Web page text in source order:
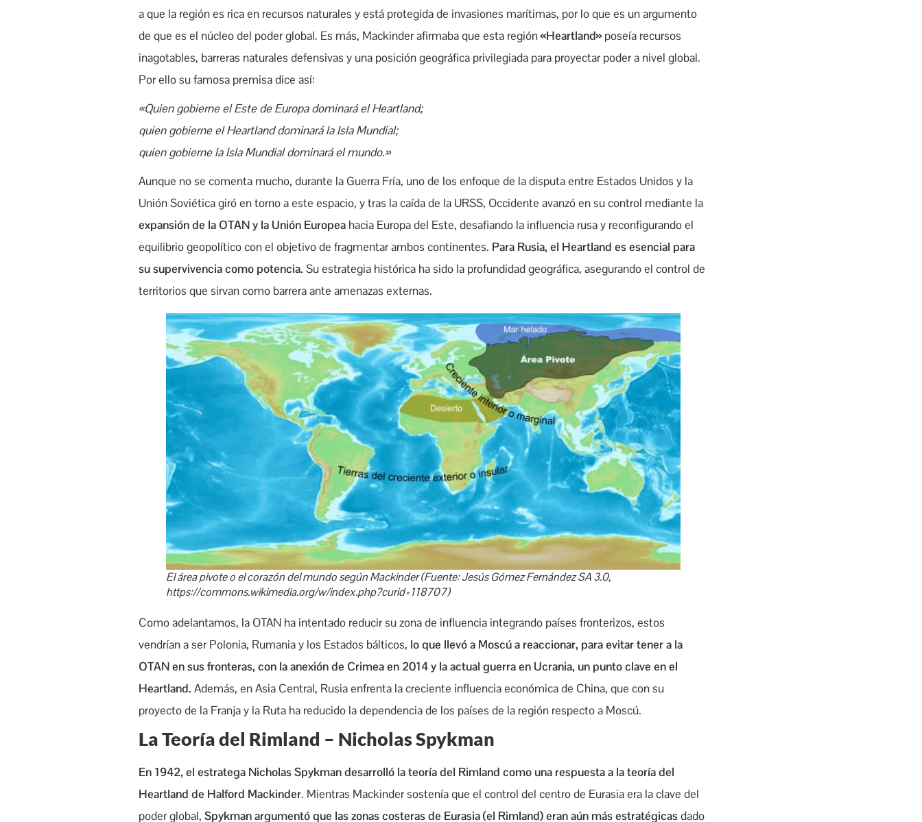
a que la región es rica en recursos naturales y está protegida de invasiones marítimas, por lo que es un argumento
de que es el núcleo del poder global. Es más, Mackinder afirmaba que esta región«Heartland» poseía recursos
inagotables, barreras naturales defensivas y una posición geográfica privilegiada para proyectar poder a nivel global.
Por ello su famosa premisa dice así:
«Quien gobierne el Este de Europa dominará el Heartland;
quien gobierne el Heartland dominará la Isla Mundial;
quien gobierne la Isla Mundial dominará el mundo.»
Aunque no se comenta mucho, durante la Guerra Fría, uno de los enfoque de la disputa entre Estados Unidos y la
Unión Soviética giró en torno a este espacio, y tras la caída de la URSS, Occidente avanzó en su control mediante la
expansión de la OTAN y la Unión Europea hacia Europa del Este, desafiando la influencia rusa y reconfigurando el
equilibrio geopolítico con el objetivo de fragmentar ambos continentes. Para Rusia, el Heartland es esencial para
su supervivencia como potencia. Su estrategia histórica ha sido la profundidad geográfica, asegurando el control de
territorios que sirvan como barrera ante amenazas externas.
El área pivote o el corazón del mundo según Mackinder (Fuente: Jesús Gómez Fernández SA 3.0,
https://commons.wikimedia.org/w/index.php?curid=118707)
Como adelantamos, la OTAN ha intentado reducir su zona de influencia integrando países fronterizos, estos
vendrían a ser Polonia, Rumania y los Estados bálticos, lo que llevó a Moscú a reaccionar, para evitar tener a la
OTAN en sus fronteras, con la anexión de Crimea en 2014 y la actual guerra en Ucrania, un punto clave en el
Heartland. Además, en Asia Central, Rusia enfrenta la creciente influencia económica de China, que con su
proyecto de la Franja y la Ruta ha reducido la dependencia de los países de la región respecto a Moscú.
La Teoría del Rimland – Nicholas Spykman
En 1942, el estratega Nicholas Spykman desarrolló la teoría del Rimland como una respuesta a la teoría del
Heartland de Halford Mackinder. Mientras Mackinder sostenía que el control del centro de Eurasia era la clave del
poder global, Spykman argumentó que las zonas costeras de Eurasia (el Rimland) eran aún más estratégicasdado